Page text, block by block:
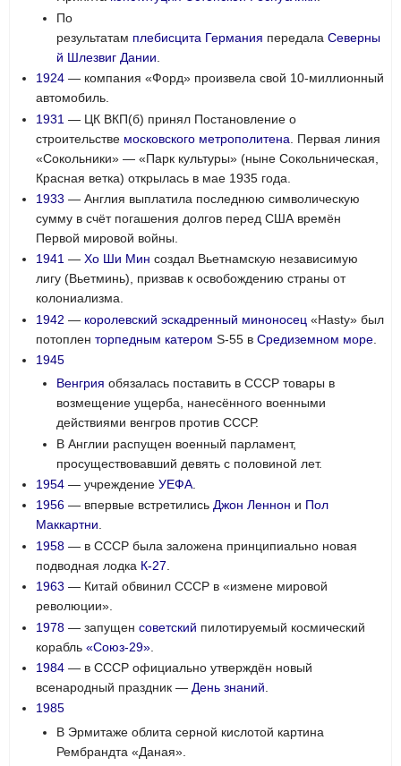
По
результатам плебисцита Германия передала Северны
й Шлезвиг Дании
1924 — компания «Форд» произвела свой 10-миллионный
автомобиль.
1931 — ЦК ВКП(б) принял Постановление о
строительстве московского метрополитена . Первая линия
«Сокольники» — «Парк культуры» (ныне Сокольническая,
Красная ветка) открылась в мае 1935 года.
1933 — Англия выплатила последнюю символическую
сумму в счёт погашения долгов перед США времён
Первой мировой войны.
1941 —Хо Ши Мин создал Вьетнамскую независимую
лигу (Вьетминь), призвав к освобождению страны от
колониализма.
1942 — королевский эскадренный миноносец «Hasty» был
потопленторпедным катером S-55 вСредиземном море
1945
Венгрия обязалась поставить в СССР товары в
возмещение ущерба, нанесённого военными
действиями венгров против СССР.
В Англии распущен военный парламент,
просуществовавший девять с половиной лет.
1954 — учреждениеУЕФА
1956 — впервые встретилисьДжон Леннон и Пол
Маккартни.
1958 — в СССР была заложена принципиально новая
подводная лодка К-27
1963 — Китай обвинил СССР в «измене мировой
революции».
1978 — запущенсоветский пилотируемый космический
корабль«Союз-29»
1984 — в СССР официально утверждён новый
всенародный праздник — День знаний
1985
В Эрмитаже облита серной кислотой картина
Рембрандта «Даная».